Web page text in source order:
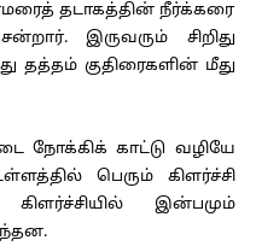
தடாகத்தின் நீர்க்கரை
இருவரும் சிறிது
தத்தம் குதிரைகளின் மீது
காட்டு வழியே
பெரும் கிளர்ச்சி
கிளர்ச்சியில் இன்பமும்